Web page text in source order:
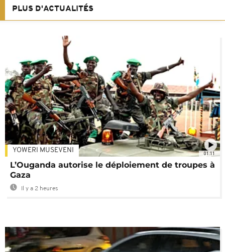
PLUS D'ACTUALITÉS
01:11
YOWERI MUSEVENI
L’Ouganda autorise le déploiement de troupes à
Gaza
Il y a 2 heures